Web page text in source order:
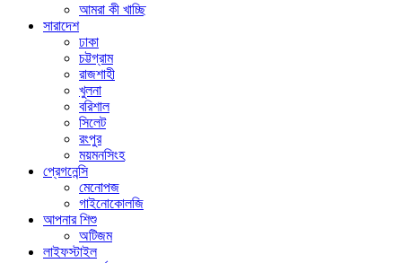
আমরা কী খাচ্ছি
সারাদেশ
ঢাকা
চট্টগ্রাম
রাজশাহী
খুলনা
বরিশাল
সিলেট
রংপুর
ময়মনসিংহ
প্রেগনেন্সি
মেনোপজ
গাইনোকোলজি
আপনার শিশু
অটিজম
লাইফস্টাইল